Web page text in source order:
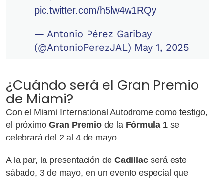
pic.twitter.com/h5lw4w1RQy
— Antonio Pérez Garibay
(@AntonioPerezJAL) May 1, 2025
¿Cuándo será el Gran Premio
de Miami?
Con el Miami International Autodrome como testigo,
el próximo Gran Premio de la Fórmula 1 se
celebrará del 2 al 4 de mayo.
A la par, la presentación de Cadillac será este
sábado, 3 de mayo, en un evento especial que